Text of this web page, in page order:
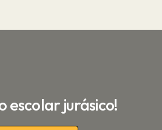
escolar jurásico!